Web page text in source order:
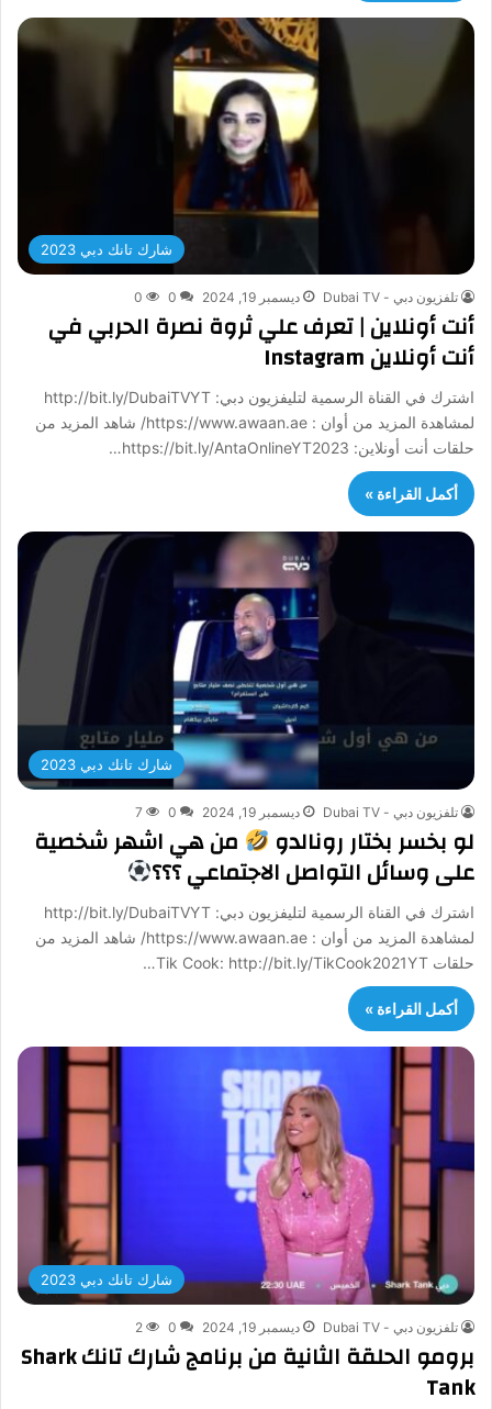
شارك تانك دبي 2023
تلفزيون دبي - Dubai TV ديسمبر 19, 2024 0
0
أنت أونلاين | تعرف علي ثروة نصرة الحربي في
أنت أونلاين Instagram
اشترك في القناة الرسمية لتليفزيون دبي: http://bit.ly/DubaiTVYT
لمشاهدة المزيد من أوان : https://www.awaan.ae/ شاهد المزيد من
حلقات أنت أونلاين: https://bit.ly/AntaOnlineYT2023…
أكمل القراءة »
شارك تانك دبي 2023
تلفزيون دبي - Dubai TV ديسمبر 19, 2024 0
7
لو بخسر بختار رونالدو من هي اشهر شخصية
على وسائل التواصل الاجتماعي ؟؟؟
اشترك في القناة الرسمية لتليفزيون دبي: http://bit.ly/DubaiTVYT
لمشاهدة المزيد من أوان : https://www.awaan.ae/ شاهد المزيد من
حلقات Tik Cook: http://bit.ly/TikCook2021YT…
أكمل القراءة »
شارك تانك دبي 2023
تلفزيون دبي - Dubai TV ديسمبر 19, 2024 0
2
برومو الحلقة الثانية من برنامج شارك تانك Shark
Tank